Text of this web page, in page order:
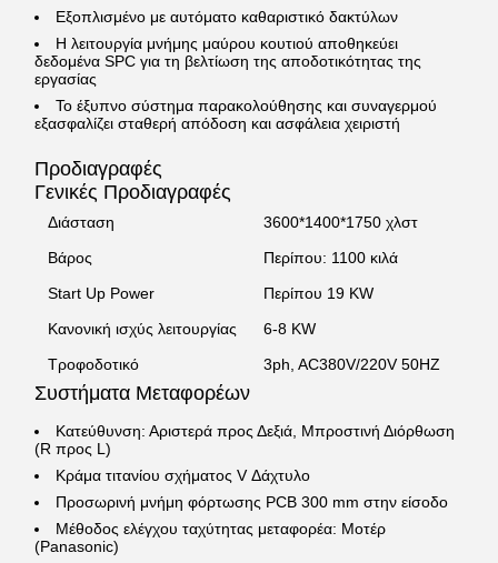
Εξοπλισμένο με αυτόματο καθαριστικό δακτύλων
Η λειτουργία μνήμης μαύρου κουτιού αποθηκεύει
δεδομένα SPC για τη βελτίωση της αποδοτικότητας της
εργασίας
Το έξυπνο σύστημα παρακολούθησης και συναγερμού
εξασφαλίζει σταθερή απόδοση και ασφάλεια χειριστή
Προδιαγραφές
Γενικές Προδιαγραφές
Διάσταση
3600*1400*1750 χλστ
Βάρος
Περίπου: 1100 κιλά
Start Up Power
Περίπου 19 KW
Κανονική ισχύς λειτουργίας
6-8 KW
Τροφοδοτικό
3ph, AC380V/220V 50HZ
Συστήματα Μεταφορέων
Κατεύθυνση: Αριστερά προς Δεξιά, Μπροστινή Διόρθωση
(R προς L)
Κράμα τιτανίου σχήματος V Δάχτυλο
Προσωρινή μνήμη φόρτωσης PCB 300 mm στην είσοδο
Μέθοδος ελέγχου ταχύτητας μεταφορέα: Μοτέρ
(Panasonic)